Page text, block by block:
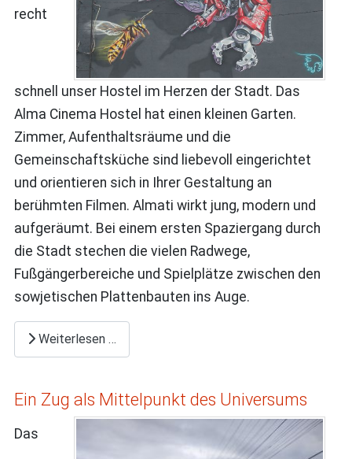
recht
schnell unser Hostel im Herzen der Stadt. Das
Alma Cinema Hostel hat einen kleinen Garten.
Zimmer, Aufenthaltsräume und die
Gemeinschaftsküche sind liebevoll eingerichtet
und orientieren sich in Ihrer Gestaltung an
berühmten Filmen. Almati wirkt jung, modern und
aufgeräumt. Bei einem ersten Spaziergang durch
die Stadt stechen die vielen Radwege,
Fußgängerbereiche und Spielplätze zwischen den
sowjetischen Plattenbauten ins Auge.
Weiterlesen …
Ein Zug als Mittelpunkt des Universums
Das